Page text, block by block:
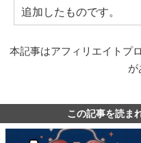
追加したものです。
本記事はアフィリエイトプ
が
この記事を読ま